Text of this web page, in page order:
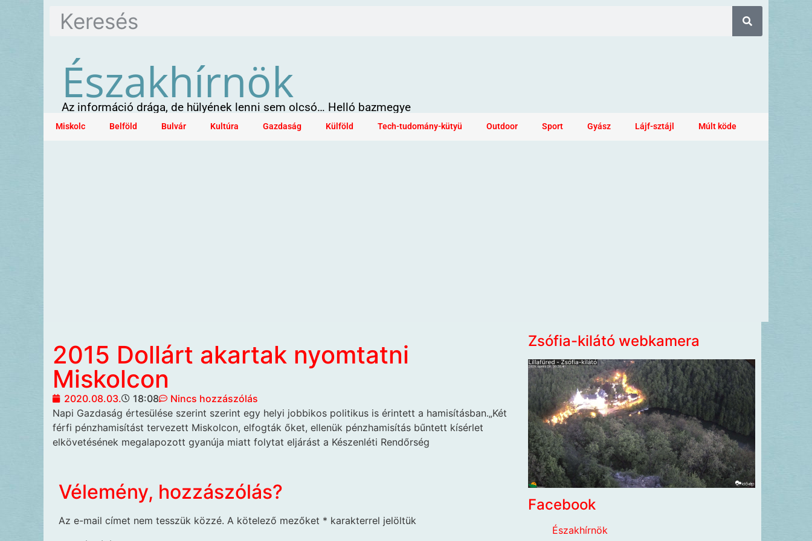
Északhírnök
Az információ drága, de hülyének lenni sem olcsó… Helló bazmegye
Miskolc Belföld Bulvár Kultúra Gazdaság Külföld Tech-tudomány-kütyü Outdoor Sport Gyász Lájf-sztájl Múlt köde
2015 Dollárt akartak nyomtatni
Miskolcon
2020.08.03. 18:08
Nincs hozzászólás
Napi Gazdaság értesülése szerint szerint egy helyi jobbikos politikus is érintett a hamisításban.„Két
férfi pénzhamisítást tervezett Miskolcon, elfogták őket, ellenük pénzhamisítás bűntett kísérlet
elkövetésének megalapozott gyanúja miatt folytat eljárást a Készenléti Rendőrség
Vélemény, hozzászólás?
Az e-mail címet nem tesszük közzé. A kötelező mezőket * karakterrel jelöltük
Zsófia-kilátó webkamera
Facebook
Északhírnök